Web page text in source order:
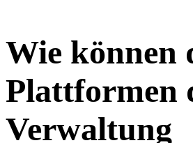
Wie können
Plattformen
Verwaltung